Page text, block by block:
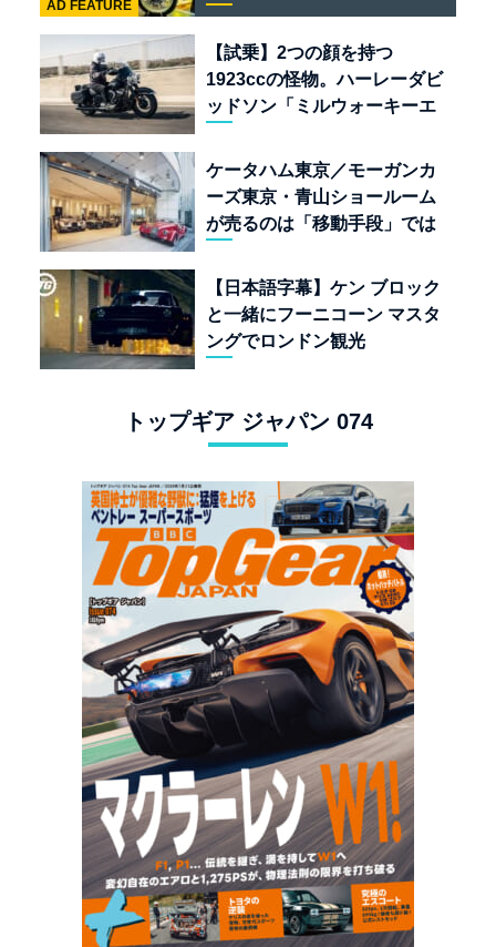
「BULLET 650」と“時間の
質”を愛する理由
AD FEATURE
【試乗】2つの顔を持つ
1923ccの怪物。ハーレーダビ
ッドソン「ミルウォーキーエ
ケータハム東京／モーガンカ
ーズ東京・青山ショールーム
が売るのは「移動手段」では
【日本語字幕】ケン ブロック
と一緒にフーニコーン マスタ
ングでロンドン観光
トップギア ジャパン 074